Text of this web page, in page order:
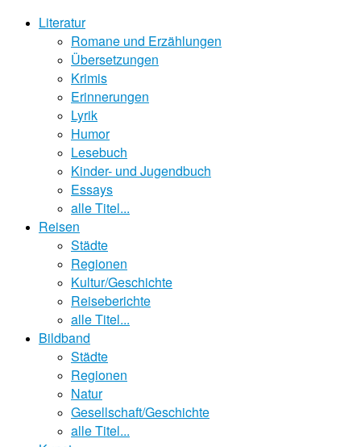
Literatur
Romane und Erzählungen
Übersetzungen
Krimis
Erinnerungen
Lyrik
Humor
Lesebuch
Kinder- und Jugendbuch
Essays
alle Titel...
Reisen
Städte
Regionen
Kultur/Geschichte
Reiseberichte
alle Titel...
Bildband
Städte
Regionen
Natur
Gesellschaft/Geschichte
alle Titel...